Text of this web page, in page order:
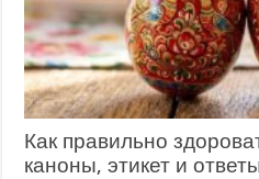
Как правильно
каноны, этикет и